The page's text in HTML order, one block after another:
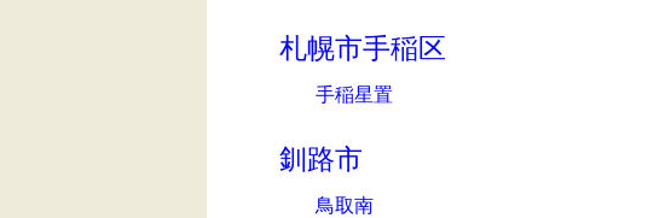
札幌市手稲区
手稲星置
釧路市
鳥取南